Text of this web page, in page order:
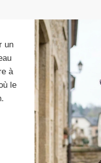
un
à
le